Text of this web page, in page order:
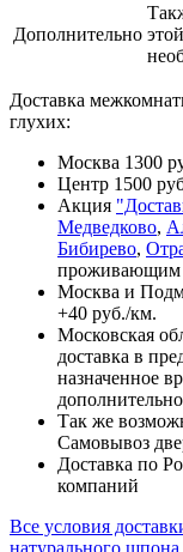
Дополнительно
Доставка
глухих:
Москва 1300
Центр 1500
Акция
Медведково,
Бибирево,
проживающим
Москва и
+40 руб./км.
Московская
доставка в
назначенное
Так же
Самовывоз
Доставка по
компаний
Все условия
натурального шпона